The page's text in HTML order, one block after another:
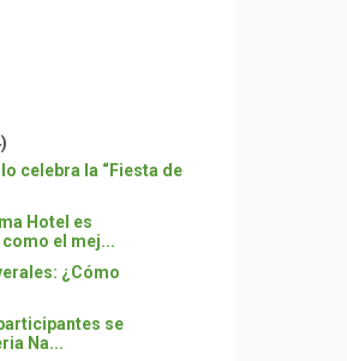
celebra la “Fiesta de
Hotel es
el mej...
¿Cómo
se
Na...